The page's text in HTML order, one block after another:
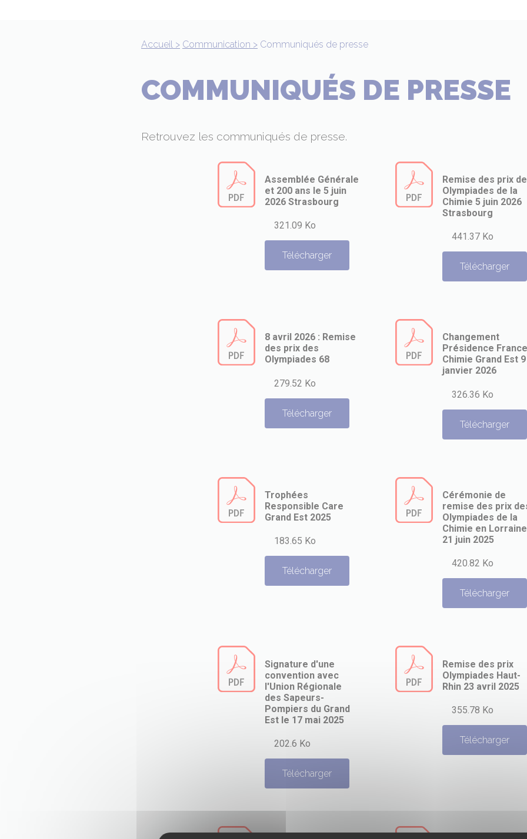
Accueil > Communication > Communiqués de presse
COMMUNIQUÉS DE PRESSE
Retrouvez les communiqués de presse.
Assemblée Générale
et 200 ans le 5 juin
2026 Strasbourg
321.09 Ko
Télécharger
Remise des prix
Olympiades de la
Chimie 5 juin 2026
Strasbourg
441.37 Ko
Télécharger
8 avril 2026 : Remise
des prix des
Olympiades 68
279.52 Ko
Télécharger
Changement
Présidence France
Chimie Grand Est 9
janvier 2026
326.36 Ko
Télécharger
Trophées
Responsible Care
Grand Est 2025
183.65 Ko
Télécharger
Cérémonie de
remise des prix
Olympiades de la
Chimie en Lorraine
21 juin 2025
420.82 Ko
Télécharger
Signature d'une
convention avec
l'Union Régionale
des Sapeurs-
Pompiers du Grand
Est le 17 mai 2025
202.6 Ko
Télécharger
Remise des prix
Olympiades Haut-
Rhin 23 avril 2025
355.78 Ko
Télécharger